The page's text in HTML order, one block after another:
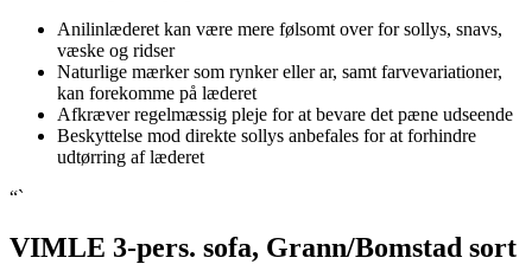
Anilinlæderet kan være mere følsomt over for sollys, snavs,
væske og ridser
Naturlige mærker som rynker eller ar, samt farvevariationer,
kan forekomme på læderet
Afkræver regelmæssig pleje for at bevare det pæne udseende
Beskyttelse mod direkte sollys anbefales for at forhindre
udtørring af læderet
“`
VIMLE 3-pers. sofa, Grann/Bomstad sort